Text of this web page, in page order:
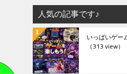
人気の記事です♪
いっぱいゲー
（313 view）